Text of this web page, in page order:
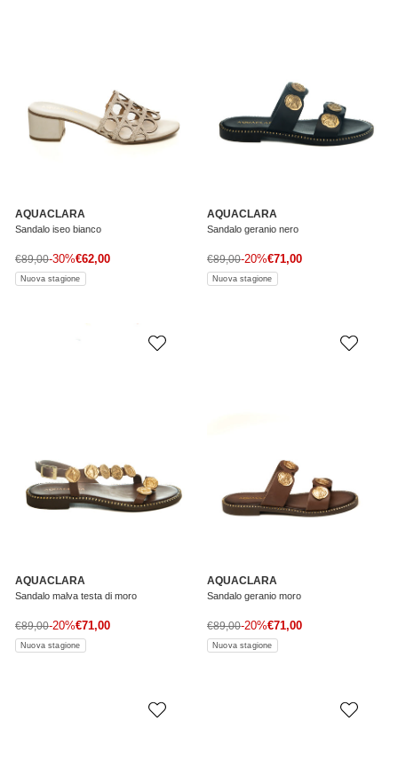
AQUACLARA
Sandalo iseo bianco
Prezzo di vendita
€62,00
Prezzo normale
€89,00-30%
Nuova stagione
AQUACLARA
Sandalo geranio nero
Prezzo di vendita
€71,00
Prezzo normale
€89,00-20%
Nuova stagione
AQUACLARA
Sandalo malva testa di moro
Prezzo di vendita
€71,00
Prezzo normale
€89,00-20%
Nuova stagione
AQUACLARA
Sandalo geranio moro
Prezzo di vendita
€71,00
Prezzo normale
€89,00-20%
Nuova stagione